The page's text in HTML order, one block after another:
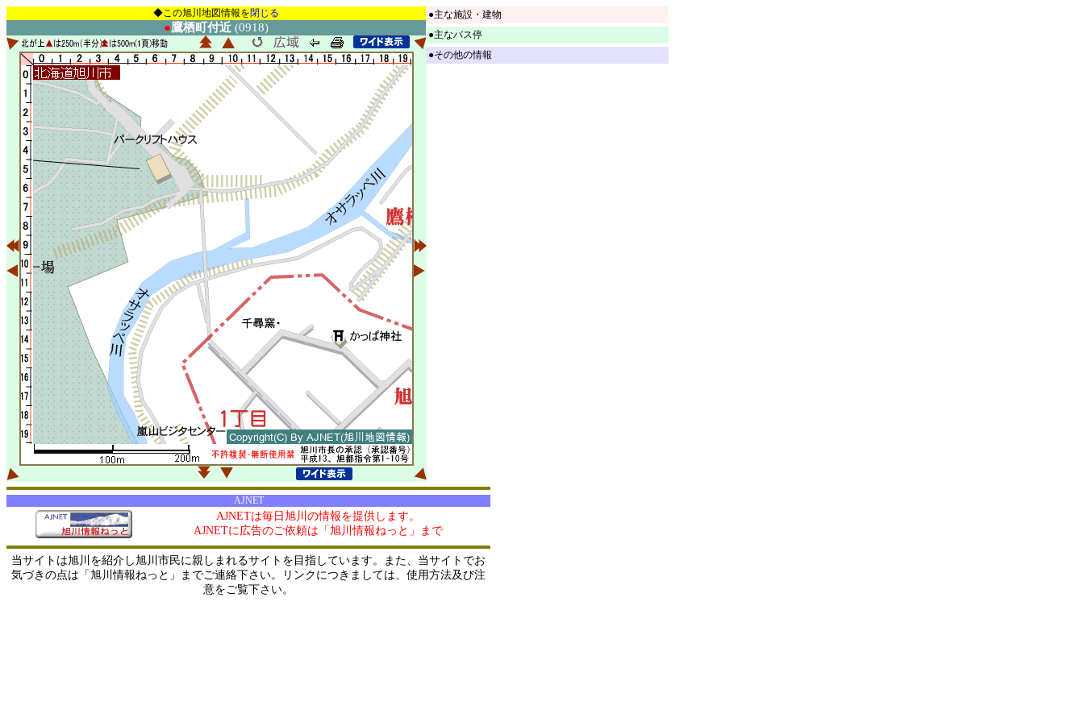
◆この旭川地図情報を閉じる
●鷹栖町付近 (0918)
●主な施設・建物
●主なバス停
●その他の情報
AJNET
AJNETは毎日旭川の情報を提供します。
AJNETに広告のご依頼は「旭川情報ねっと」まで
当サイトは旭川を紹介し旭川市民に親しまれるサイトを目指しています。また、当サイトでお
気づきの点は「旭川情報ねっと」までご連絡下さい。リンクにつきましては、使用方法及び注
意をご覧下さい。